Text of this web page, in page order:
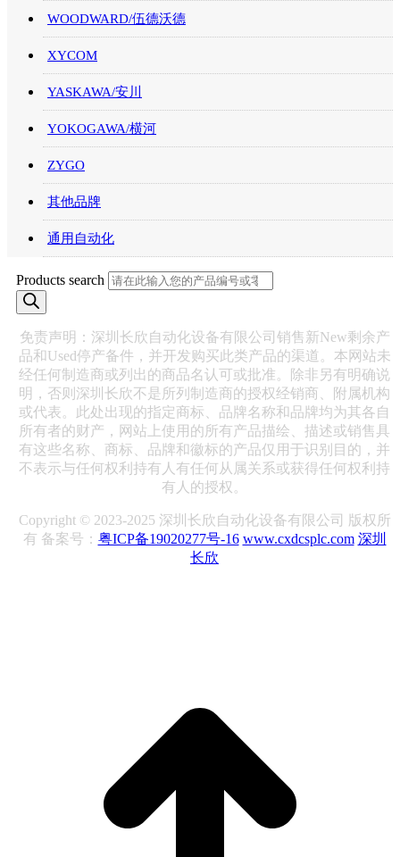
WOODWARD/伍德沃德
XYCOM
YASKAWA/安川
YOKOGAWA/横河
ZYGO
其他品牌
通用自动化
Products search
免责声明：深圳长欣自动化设备有限公司销售新New剩余产
品和Used停产备件，并开发购买此类产品的渠道。本网站未
经任何制造商或列出的商品名认可或批准。除非另有明确说
明，否则深圳长欣不是所列制造商的授权经销商、附属机构
或代表。此处出现的指定商标、品牌名称和品牌均为其各自
所有者的财产，网站上使用的所有产品描绘、描述或销售具
有这些名称、商标、品牌和徽标的产品仅用于识别目的，并
不表示与任何权利持有人有任何从属关系或获得任何权利持
有人的授权。
Copyright © 2023-2025 深圳长欣自动化设备有限公司 版权所
有 备案号： 粤ICP备19020277号-16 www.cxdcsplc.com 深圳
长欣